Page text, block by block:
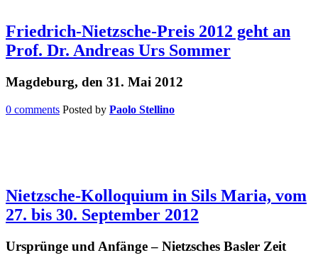
Friedrich-Nietzsche-Preis 2012 geht an
Prof. Dr. Andreas Urs Sommer
Magdeburg, den 31. Mai 2012
0 comments Posted by Paolo Stellino
Nietzsche-Kolloquium in Sils Maria, vom
27. bis 30. September 2012
Ursprünge und Anfänge – Nietzsches Basler Zeit